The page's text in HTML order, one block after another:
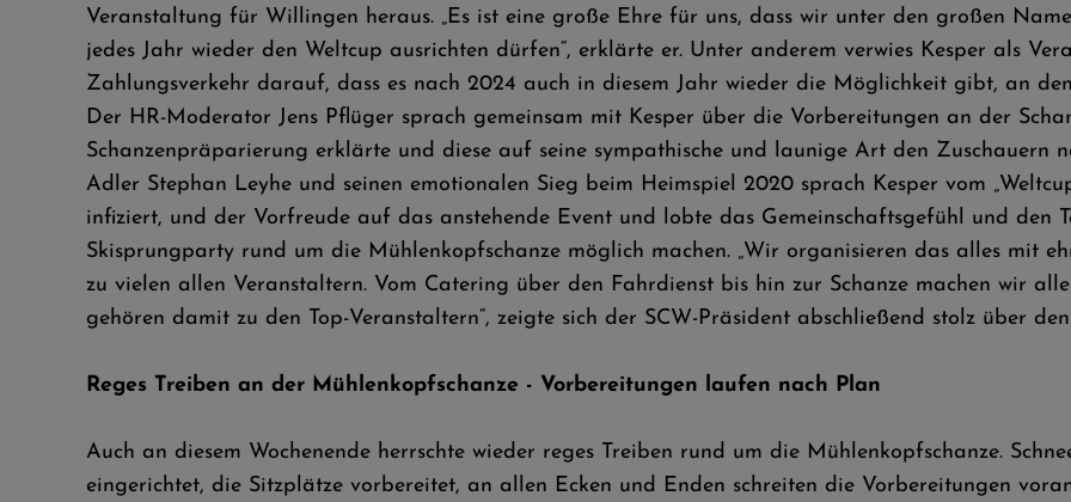
Veranstaltung für Willingen heraus. „Es ist eine große Ehre für uns, dass wir unter den großen
jedes Jahr wieder den Weltcup ausrichten dürfen“, erklärte er. Unter anderem verwies Kesper als
Zahlungsverkehr darauf, dass es nach 2024 auch in diesem Jahr wieder die Möglichkeit gibt, an
Der HR-Moderator Jens Pflüger sprach gemeinsam mit Kesper über die Vorbereitungen an der
Schanzenpräparierung erklärte und diese auf seine sympathische und launige Art den Zuschauern
Adler Stephan Leyhe und seinen emotionalen Sieg beim Heimspiel 2020 sprach Kesper vom
infiziert, und der Vorfreude auf das anstehende Event und lobte das Gemeinschaftsgefühl und den
Skisprungparty rund um die Mühlenkopfschanze möglich machen. „Wir organisieren das alles mit
zu vielen allen Veranstaltern. Vom Catering über den Fahrdienst bis hin zur Schanze machen wir
gehören damit zu den Top-Veranstaltern“, zeigte sich der SCW-Präsident abschließend stolz über
Reges Treiben an der Mühlenkopfschanze - Vorbereitungen laufen nach Plan
Auch an diesem Wochenende herrschte wieder reges Treiben rund um die Mühlenkopfschanze.
eingerichtet, die Sitzplätze vorbereitet, an allen Ecken und Enden schreiten die Vorbereitungen